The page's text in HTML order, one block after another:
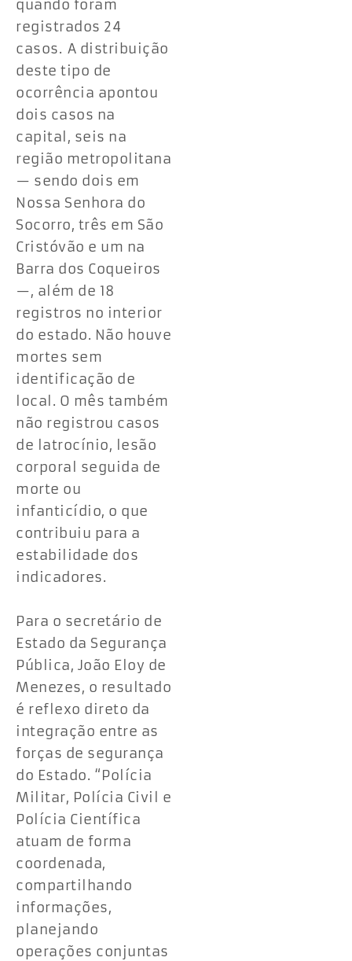
quando foram
registrados 24
casos. A distribuição
deste tipo de
ocorrência apontou
dois casos na
capital, seis na
região metropolitana
— sendo dois em
Nossa Senhora do
Socorro, três em São
Cristóvão e um na
Barra dos Coqueiros
—, além de 18
registros no interior
do estado. Não houve
mortes sem
identificação de
local. O mês também
não registrou casos
de latrocínio, lesão
corporal seguida de
morte ou
infanticídio, o que
contribuiu para a
estabilidade dos
indicadores.
Para o secretário de
Estado da Segurança
Pública, João Eloy de
Menezes, o resultado
é reflexo direto da
integração entre as
forças de segurança
do Estado. “Polícia
Militar, Polícia Civil e
Polícia Científica
atuam de forma
coordenada,
compartilhando
informações,
planejando
operações conjuntas